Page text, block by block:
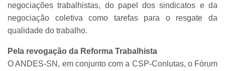
negociações trabalhistas, do papel dos sindicatos e da
negociação coletiva como tarefas para o resgate da
qualidade do trabalho.
Pela revogação da Reforma Trabalhista
O ANDES-SN, em conjunto com a CSP-Conlutas, o Fórum